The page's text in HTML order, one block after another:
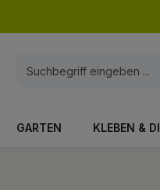
GARTEN KLEBEN &